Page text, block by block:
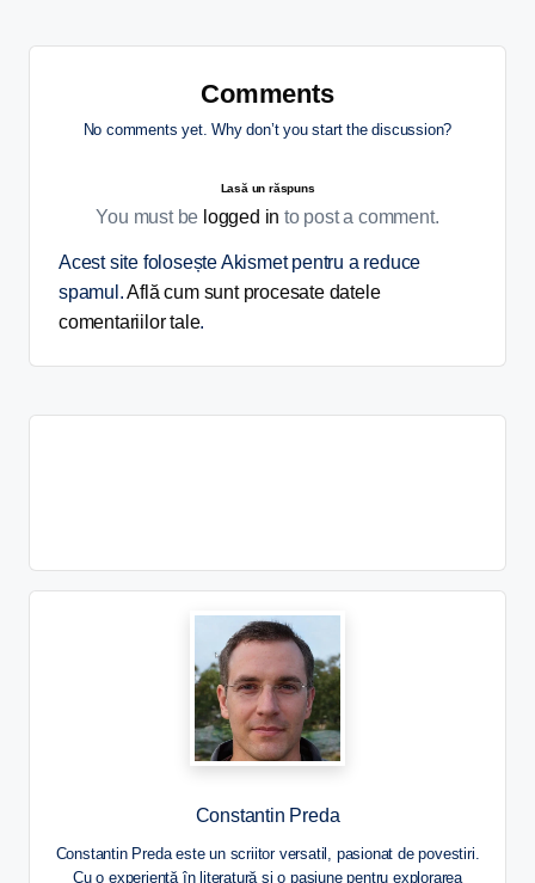
Comments
No comments yet. Why don’t you start the discussion?
Lasă un răspuns
You must be logged in to post a comment.
Acest site folosește Akismet pentru a reduce
spamul.Află cum sunt procesate datele
comentariilor tale.
Constantin Preda
Constantin Preda este un scriitor versatil, pasionat de povestiri.
Cu o experiență în literatură și o pasiune pentru explorarea